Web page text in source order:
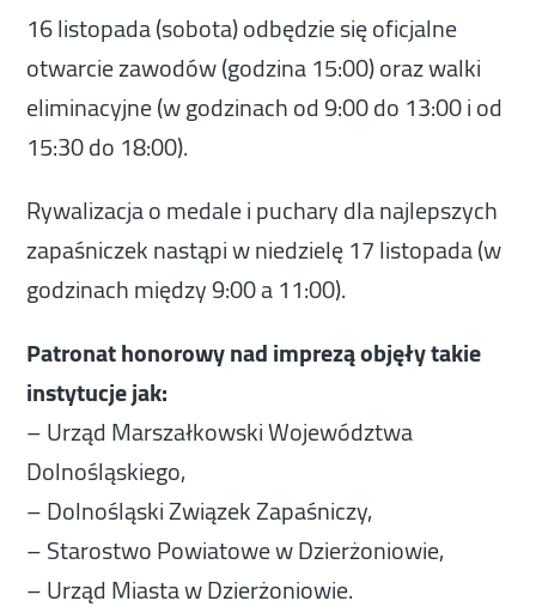
16 listopada (sobota) odbędzie się oficjalne
otwarcie zawodów (godzina 15:00) oraz walki
eliminacyjne (w godzinach od 9:00 do 13:00 i od
15:30 do 18:00).
Rywalizacja o medale i puchary dla najlepszych
zapaśniczek nastąpi w niedzielę 17 listopada (w
godzinach między 9:00 a 11:00).
Patronat honorowy nad imprezą objęły takie
instytucje jak:
– Urząd Marszałkowski Województwa
Dolnośląskiego,
– Dolnośląski Związek Zapaśniczy,
– Starostwo Powiatowe w Dzierżoniowie,
– Urząd Miasta w Dzierżoniowie.